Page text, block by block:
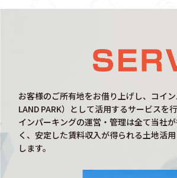
お客様のご所有地をお借り上げし、コイ
LAND PARK）として活用するサービスを
インパーキングの運営・管理は全て当社
く、安定した賃料収入が得られる土地活
します。